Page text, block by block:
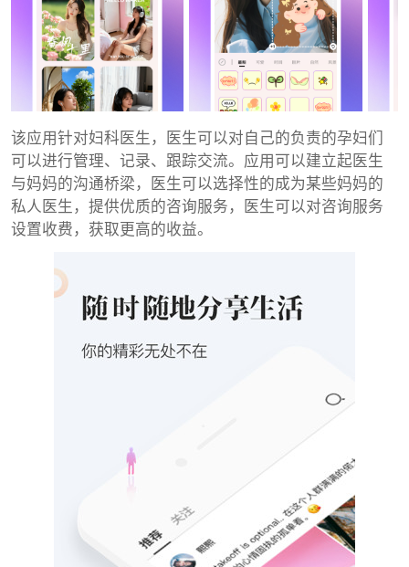
该应用针对妇科医生，医生可以对自己的负责的孕妇们
可以进行管理、记录、跟踪交流。应用可以建立起医生
与妈妈的沟通桥梁，医生可以选择性的成为某些妈妈的
私人医生，提供优质的咨询服务，医生可以对咨询服务
设置收费，获取更高的收益。